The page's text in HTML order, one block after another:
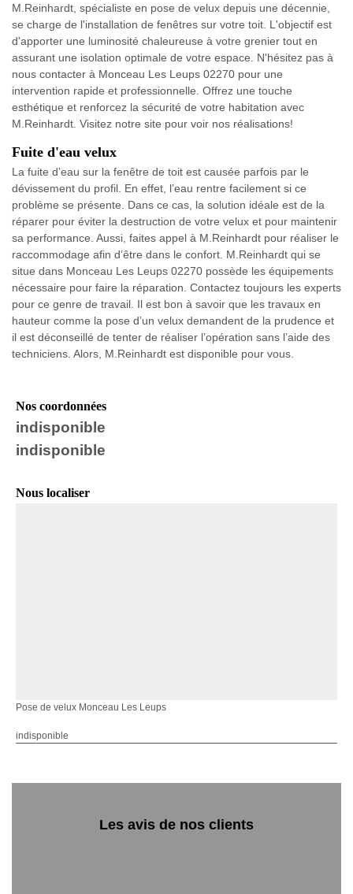
M.Reinhardt, spécialiste en pose de velux depuis une décennie,
se charge de l'installation de fenêtres sur votre toit. L'objectif est
d'apporter une luminosité chaleureuse à votre grenier tout en
assurant une isolation optimale de votre espace. N'hésitez pas à
nous contacter à Monceau Les Leups 02270 pour une
intervention rapide et professionnelle. Offrez une touche
esthétique et renforcez la sécurité de votre habitation avec
M.Reinhardt. Visitez notre site pour voir nos réalisations!
Fuite d'eau velux
La fuite d’eau sur la fenêtre de toit est causée parfois par le
dévissement du profil. En effet, l’eau rentre facilement si ce
problème se présente. Dans ce cas, la solution idéale est de la
réparer pour éviter la destruction de votre velux et pour maintenir
sa performance. Aussi, faites appel à M.Reinhardt pour réaliser le
raccommodage afin d’être dans le confort. M.Reinhardt qui se
situe dans Monceau Les Leups 02270 possède les équipements
nécessaire pour faire la réparation. Contactez toujours les experts
pour ce genre de travail. Il est bon à savoir que les travaux en
hauteur comme la pose d’un velux demandent de la prudence et
il est déconseillé de tenter de réaliser l’opération sans l’aide des
techniciens. Alors, M.Reinhardt est disponible pour vous.
Nos coordonnées
indisponible
indisponible
Nous localiser
Pose de velux Monceau Les Leups
indisponible
Les avis de nos clients